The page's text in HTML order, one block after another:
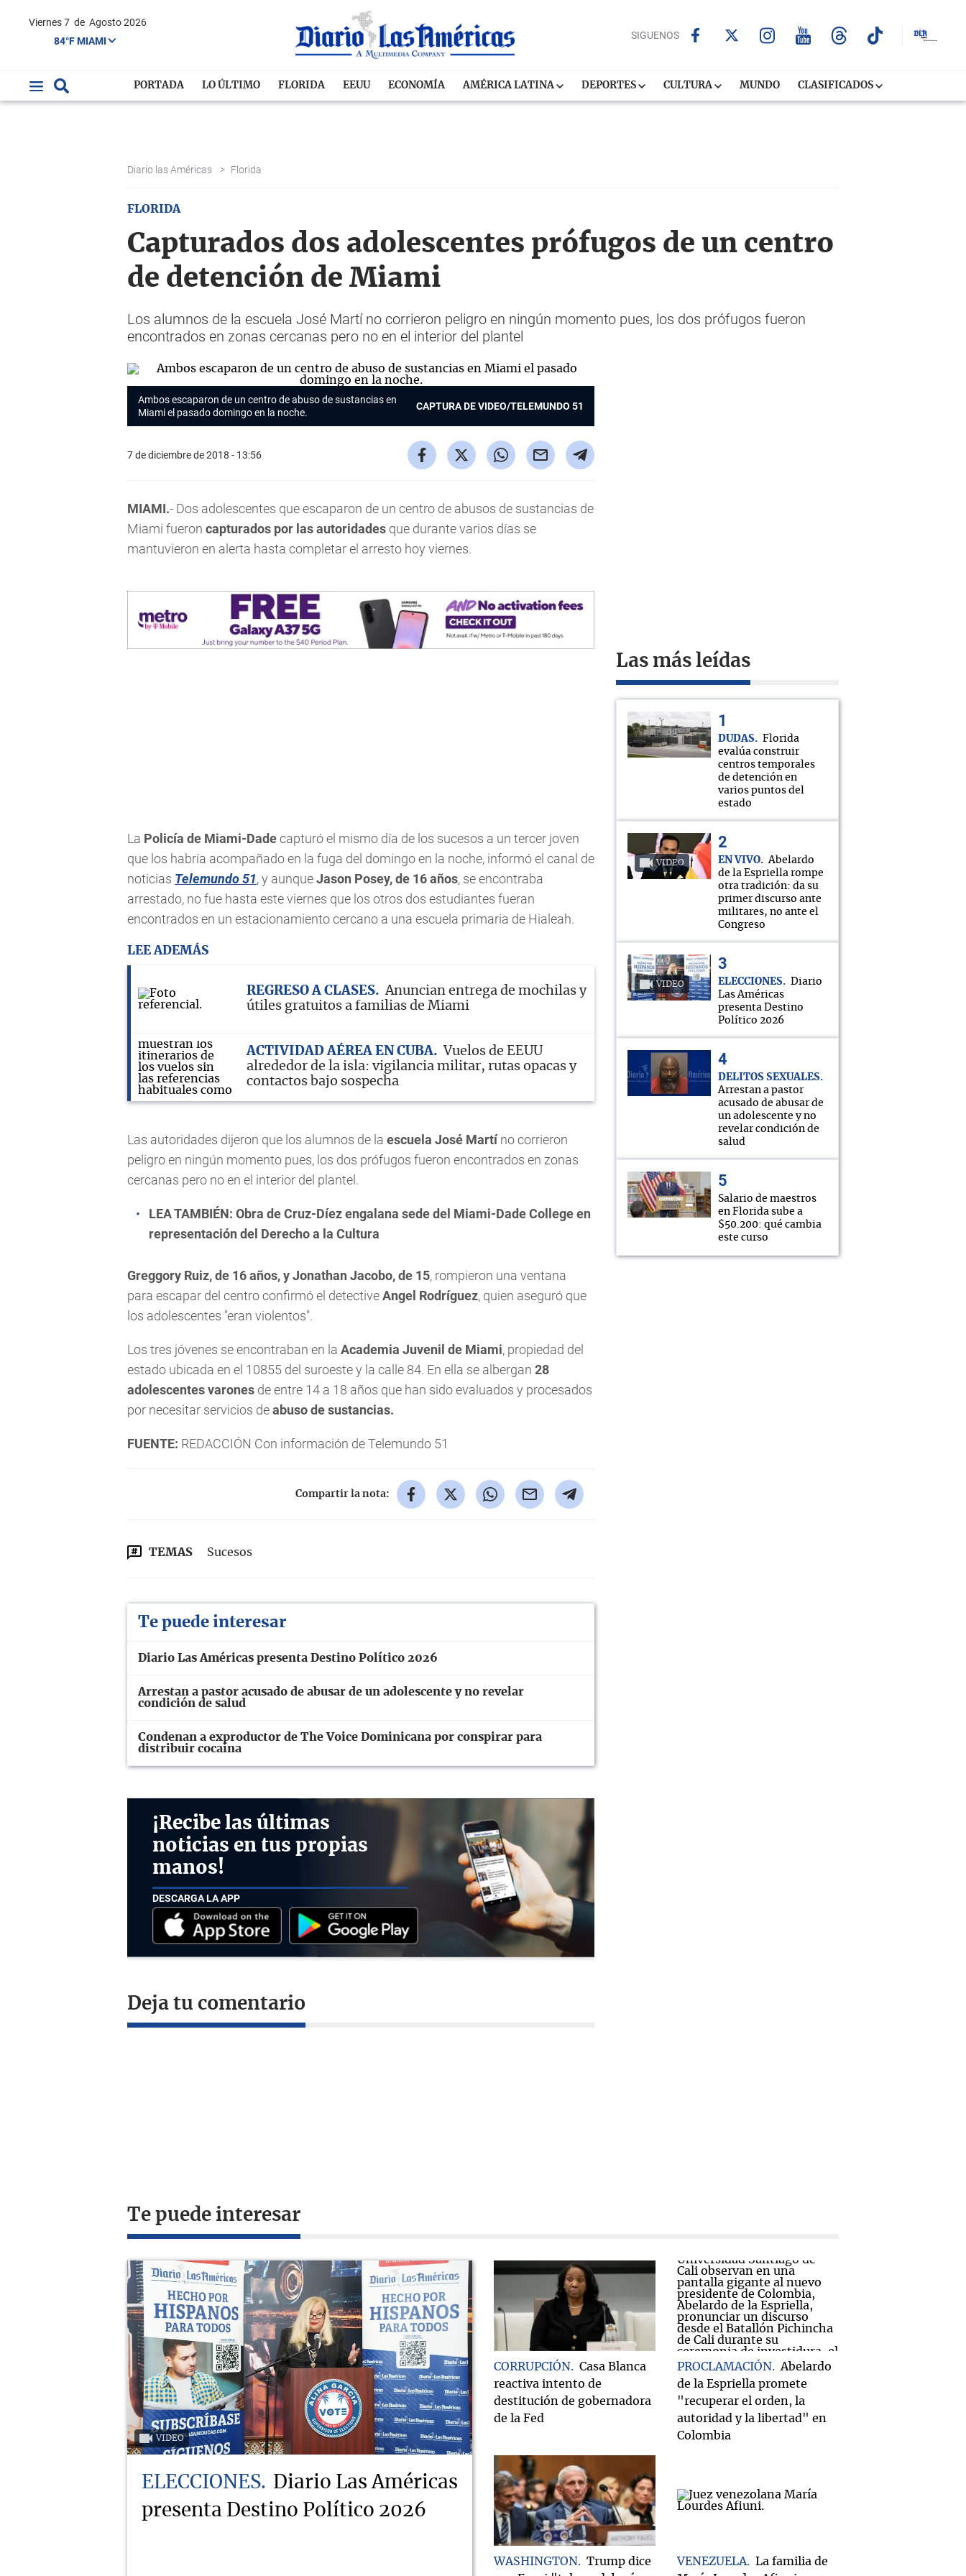
Viernes 7 de Agosto 2026
84°F MIAMI
SIGUENOS
PORTADA LO ÚLTIMO FLORIDA EEUU ECONOMÍA AMÉRICA LATINA DEPORTES CULTURA MUNDO CLASIFICADOS
Diario las Américas > Florida
FLORIDA
Capturados dos adolescentes prófugos de un centro
de detención de Miami
Los alumnos de la escuela José Martí no corrieron peligro en ningún momento pues, los dos prófugos fueron
encontrados en zonas cercanas pero no en el interior del plantel
Ambos escaparon de un centro de abuso de sustancias en
Miami el pasado domingo en la noche.
CAPTURA DE VIDEO/TELEMUNDO 51
7 de diciembre de 2018 - 13:56
MIAMI.- Dos adolescentes que escaparon de un centro de abusos de sustancias de
Miami fueron capturados por las autoridades que durante varios días se
mantuvieron en alerta hasta completar el arresto hoy viernes.
La Policía de Miami-Dadecapturó el mismo día de los sucesos a un tercer joven
que los habría acompañado en la fuga del domingo en la noche, informó el canal de
noticias Telemundo 51, y aunqueJason Posey, de 16 años, se encontraba
arrestado, no fue hasta este viernes que los otros dos estudiantes fueran
encontrados en un estacionamiento cercano a una escuela primaria de Hialeah.
LEE ADEMÁS
REGRESO A CLASES
Anuncian entrega de mochilas y
útiles gratuitos a familias de Miami
ACTIVIDAD AÉREA EN CUBA
Vuelos de EEUU
alrededor de la isla: vigilancia militar, rutas opacas y
contactos bajo sospecha
Las autoridades dijeron que los alumnos de la escuela José Martíno corrieron
peligro en ningún momento pues, los dos prófugos fueron encontrados en zonas
cercanas pero no en el interior del plantel.
LEA TAMBIÉN: Obra de Cruz-Díez engalana sede del Miami-Dade College en
representación del Derecho a la Cultura
Greggory Ruiz, de 16 años, y Jonathan Jacobo, de 15, rompieron una ventana
para escapar del centro confirmó el detectiveAngel Rodríguez, quien aseguró que
los adolescentes "eran violentos".
Los tres jóvenes se encontraban en la Academia Juvenil de Miami, propiedad del
estado ubicada en el 10855 del suroeste y la calle 84. En ella se albergan 28
adolescentes varones de entre 14 a 18 años que han sido evaluados y procesados
por necesitar servicios deabuso de sustancias.
FUENTE: REDACCIÓN Con información de Telemundo 51
Compartir la nota:
TEMAS Sucesos
Te puede interesar
Diario Las Américas presenta Destino Político 2026
Arrestan a pastor acusado de abusar de un adolescente y no revelar
condición de salud
Condenan a exproductor de The Voice Dominicana por conspirar para
distribuir cocaína
¡Recibe las últimas
noticias en tus propias
manos!
DESCARGA LA APP
Deja tu comentario
Las más leídas
DUDAS
Florida
evalúa construir
centros temporales
de detención en
varios puntos del
estado
VIDEO EN VIVO
Abelardo
de la Espriella rompe
otra tradición: da su
primer discurso ante
militares, no ante el
Congreso
VIDEO ELECCIONES
Diario
Las Américas
presenta Destino
Político 2026
DELITOS SEXUALES
Arrestan a pastor
acusado de abusar de
un adolescente y no
revelar condición de
salud
Salario de maestros
en Florida sube a
$50.200: qué cambia
este curso
Te puede interesar
VIDEO
ELECCIONES
Diario Las Américas
presenta Destino Político 2026
CORRUPCIÓN
Casa Blanca
reactiva intento de
destitución de gobernadora
de la Fed
PROCLAMACIÓN
Abelardo
de la Espriella promete
"recuperar el orden, la
autoridad y la libertad" en
Colombia
WASHINGTON
Trump dice
VENEZUELA
La familia de